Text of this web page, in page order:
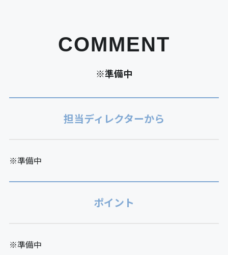
COMMENT
※準備中
担当ディレクターから
※準備中
ポイント
※準備中